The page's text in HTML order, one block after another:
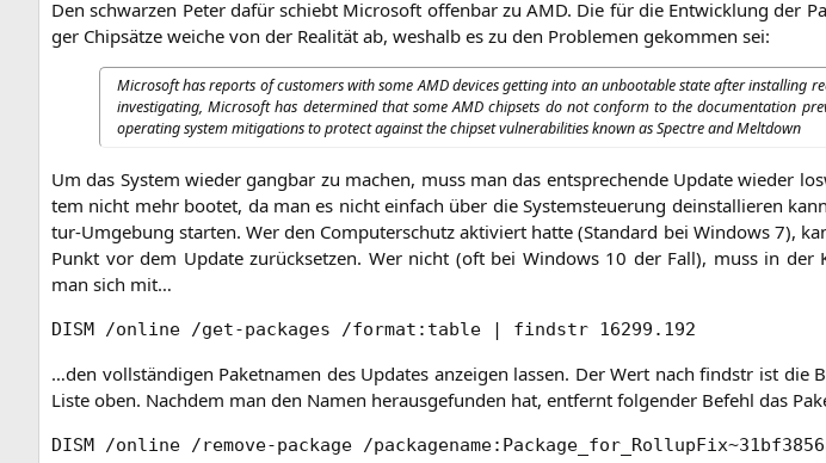
Den schwar­zen Peter dafür schiebt Micro­soft offen­bar zuAMD. Die für die Ent­wick­lung der
ger Chip­sät­ze wei­che von der Rea­li­tät ab, wes­halb es zu den Pro­ble­men gekom­men sei:
Micro­soft has reports of cus­to­mers with someAMDdevices get­ting into an unboota­ble sta­te after instal­ling
inves­ti­ga­ting, Micro­soft has deter­mi­ned that someAMD chip­sets do not con­form to the docu­men­ta­ti­on
ope­ra­ting sys­tem miti­ga­ti­ons to pro­tect against the chip­set vul­nerabi­li­ties known as Spect­re and Meltdown
Um das Sys­tem wie­der gang­bar zu machen, muss man das ent­spre­chen­de Update wie­der
tem nicht mehr boo­tet, da man es nicht ein­fach über die Sys­tem­steue­rung deinstal­lie­ren
tur-Umge­bung star­ten. Wer den Com­pu­ter­schutz akti­viert hat­te (Stan­dard bei Win­dows 7),
Punkt vor dem Update zurück­set­zen. Wer nicht (oft bei Win­dows 10 der Fall), muss in der
man sich mit…
DISM /online /get-packages /format:table | findstr 16299.192
…den voll­stän­di­gen Paket­na­men des Updates anzei­gen las­sen. Der Wert nach find­str ist die
Lis­te oben. Nach­dem man den Namen her­aus­ge­fun­den hat, ent­fernt fol­gen­der Befehl das
DISM /online /remove-package /